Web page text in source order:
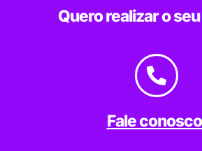
Quero realizar o
Fale